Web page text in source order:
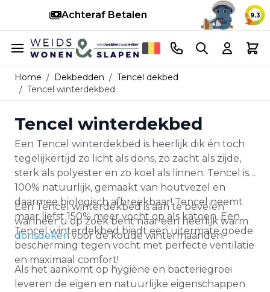
Achteraf Betalen 9.3
Ga naar de inhoud
Telefoonnummer
Search Cart
Home / Dekbedden / Tencel dekbed
/ Tencel winterdekbed
Tencel winterdekbed
Een Tencel winterdekbed is heerlijk dik én toch
tegelijkertijd zo licht als dons, zo zacht als zijde,
sterk als polyester en zo koel als linnen. Tencel is
100% natuurlijk, gemaakt van houtvezel en
daarmee biologisch afbreekbaar! Tencel neemt
maar liefst 150% meer vocht op als katoen. Een
Tencel winterdekbed biedt een uitermate goede
bescherming tegen vocht met perfecte ventilatie
en maximaal comfort!
Een Tencel winterdekbed is aan te bevelen
wanneer u op zoek bent naar een heerlijk warm
donsdekenvoor de koude wintermaanden.
Als het aankomt op hygiëne en bacteriegroei
leveren de eigen en natuurlijke eigenschappen